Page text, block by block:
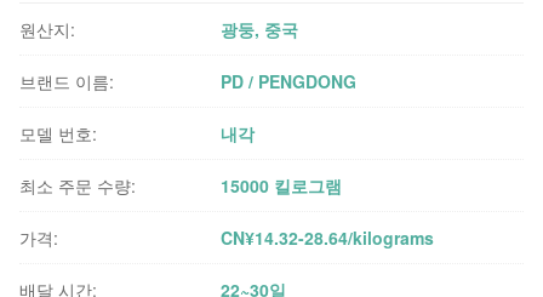
원산지: 광둥, 중국
브랜드 이름: PD / PENGDONG
모델 번호: 내각
최소 주문 수량: 15000 킬로그램
가격: CN¥14.32-28.64/kilograms
배달 시간: 22~30일